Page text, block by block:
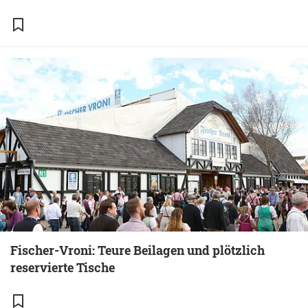
Fischer-Vroni: Teure Beilagen und plötzlich
reservierte Tische